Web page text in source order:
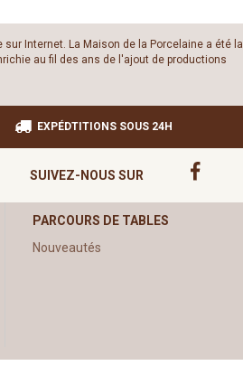
Internet. La Maison de la Porcelaine a été la
au fil des ans de l'ajout de productions
EXPÉDTITIONS SOUS 24H
SUIVEZ-NOUS SUR
PARCOURS DE TABLES
Nouveautés